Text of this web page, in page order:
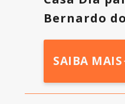
Bernardo
SAIBA MAIS